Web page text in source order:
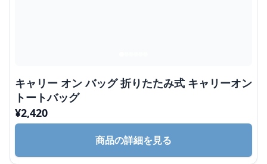
キャリー オン バッグ 折りたたみ式 キャリーオン
トートバッグ
¥2,420
商品の詳細を見る